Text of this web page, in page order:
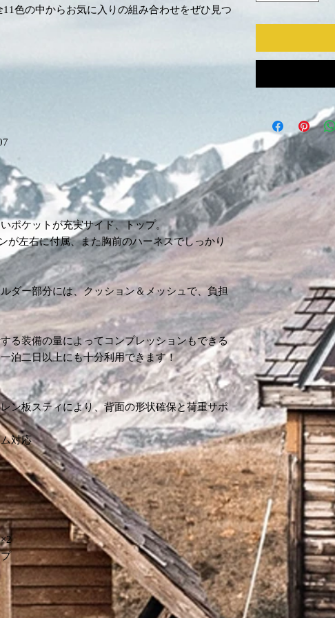
11色の中からお気に入りの組み合わせをぜひ見つ
ポケットが充実サイド、トップ。
が左右に付属、また胸前のハーネスでしっかり
ダー部分には、クッション＆メッシュで、負担
る装備の量によってコンプレッションもできる
泊二日以上にも十分利用できます！
ン板スティにより、背面の形状確保と荷重サポ
対応